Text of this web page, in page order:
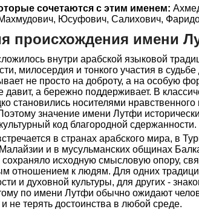
сочетаются с этим именем:
Юсуфович, Салихович,
происхождения имени
внутри арабской языковой
милосердия и тонкого участия в
не просто на доброту, а на особую
давит, а бережно поддерживает. В
становились носителями
значение имени Лутфи
код благородной сдержанности.
в странах арабского мира, в
и в мусульманских общинах
сохраняло исходную смысловую опору,
отношением к людям. Для одних
и духовной культуры, для других -
по имени Лутфи обычно ожидают
не терять достоинства в любой среде.